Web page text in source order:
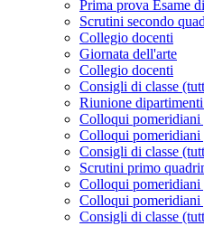
Prima prova Esame
Scrutini secondo
Collegio docenti
Giornata dell'arte
Collegio docenti
Consigli di classe
Riunione
Colloqui pomeridiani
Colloqui pomeridiani
Consigli di classe
Scrutini primo
Colloqui pomeridiani
Colloqui pomeridiani
Consigli di classe